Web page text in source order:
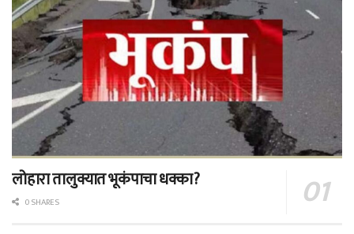
लोहारा तालुक्यात भूकंपाचा धक्का?
0 SHARES